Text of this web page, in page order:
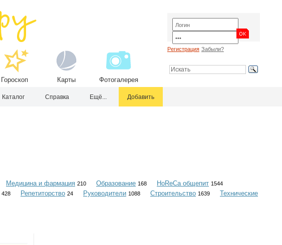
Гороскоп Карты Фотогалерея
Регистрация Забыли?
Каталог Справка Ещё... Добавить
Медицина и фармация 210 Образование 168 HoReCa общепит 1544
428 Репетиторство 24 Руководители 1088 Строительство 1639
Технические